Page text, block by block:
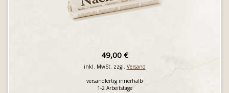
49,00 €
inkl. MwSt. zzgl. Versand
versandfertig innerhalb
1-2 Arbeitstage